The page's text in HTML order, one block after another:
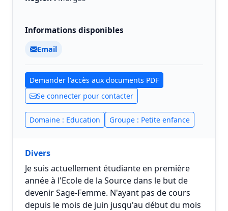
Informations disponibles
Email
Demander l'accès aux documents PDF
Se connecter pour contacter
Domaine : Education Groupe : Petite enfance
Divers
Je suis actuellement étudiante en première
année à l'Ecole de la Source dans le but de
devenir Sage-Femme. N'ayant pas de cours
depuis le mois de juin jusqu'au début du mois